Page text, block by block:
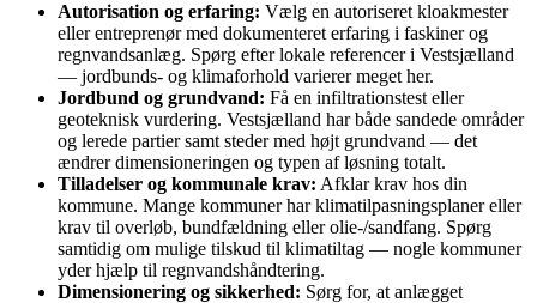
Autorisation og erfaring: Vælg en autoriseret kloakmester
eller entreprenør med dokumenteret erfaring i faskiner og
regnvandsanlæg. Spørg efter lokale referencer i Vestsjælland
— jordbunds- og klimaforhold varierer meget her.
Jordbund og grundvand: Få en infiltrationstest eller
geoteknisk vurdering. Vestsjælland har både sandede områder
og lerede partier samt steder med højt grundvand — det
ændrer dimensioneringen og typen af løsning totalt.
Tilladelser og kommunale krav: Afklar krav hos din
kommune. Mange kommuner har klimatilpasningsplaner eller
krav til overløb, bundfældning eller olie-/sandfang. Spørg
samtidig om mulige tilskud til klimatiltag — nogle kommuner
yder hjælp til regnvandshåndtering.
Dimensionering og sikkerhed: Sørg for, at anlægget